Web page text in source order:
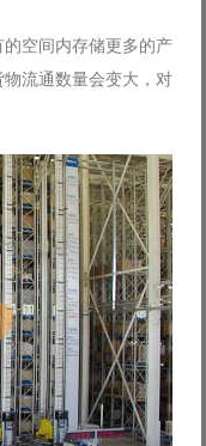
空间内存储更多的产
流通数量会变大，对